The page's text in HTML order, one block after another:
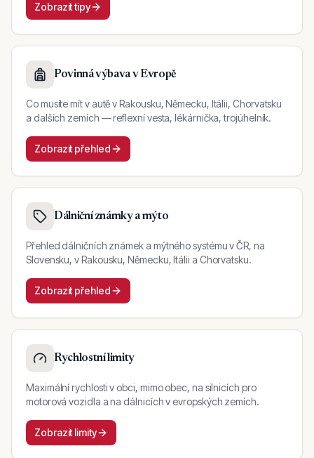
Zobrazit tipy
Povinná výbava v Evropě
Co musíte mít v autě v Rakousku, Německu, Itálii, Chorvatsku
a dalších zemích — reflexní vesta, lékárnička, trojúhelník.
Zobrazit přehled
Dálniční známky a mýto
Přehled dálničních známek a mýtného systému v ČR, na
Slovensku, v Rakousku, Německu, Itálii a Chorvatsku.
Zobrazit přehled
Rychlostní limity
Maximální rychlosti v obci, mimo obec, na silnicích pro
motorová vozidla a na dálnicích v evropských zemích.
Zobrazit limity